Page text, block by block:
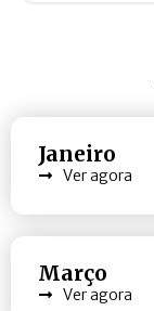
Janeiro
Ver agora
Março
Ver agora